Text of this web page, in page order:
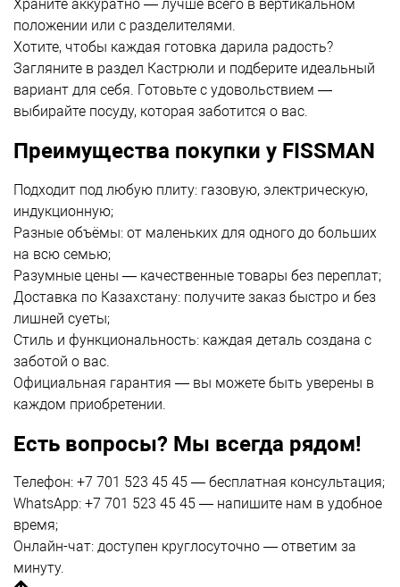
Храните аккуратно — лучше всего в вертикальном
положении или с разделителями.
Хотите, чтобы каждая готовка дарила радость?
Загляните в раздел Кастрюли и подберите идеальный
вариант для себя. Готовьте с удовольствием —
выбирайте посуду, которая заботится о вас.
Преимущества покупки у FISSMAN
Подходит под любую плиту: газовую, электрическую,
индукционную;
Разные объёмы: от маленьких для одного до больших
на всю семью;
Разумные цены — качественные товары без переплат;
Доставка по Казахстану: получите заказ быстро и без
лишней суеты;
Стиль и функциональность: каждая деталь создана с
заботой о вас.
Официальная гарантия — вы можете быть уверены в
каждом приобретении.
Есть вопросы? Мы всегда рядом!
Телефон: +7 701 523 45 45 — бесплатная консультация;
WhatsApp: +7 701 523 45 45 — напишите нам в удобное
время;
Онлайн-чат: доступен круглосуточно — ответим за
минуту.